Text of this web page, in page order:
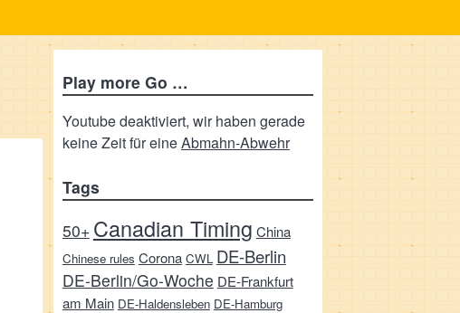
Play more Go …
Youtube deaktiviert, wir haben gerade
keine Zeit für eineAbmahn-Abwehr
Tags
50+ Canadian Timing China
Chinese rules Corona CWL DE-Berlin
DE-Berlin/Go-Woche DE-Frankfurt
am Main DE-Haldensleben DE-Hamburg